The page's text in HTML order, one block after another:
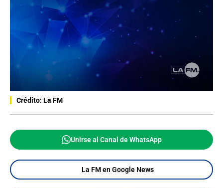
Crédito: La FM
Unirse al Canal de WhatsApp
La FM en Google News